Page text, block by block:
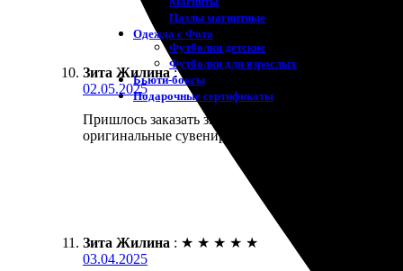
Пазлы магнитные
Одежда с Фото
Футболки детские
Футболки для взрослых
Бьюти-боксы
Подарочные сертификаты
Зита Жилина : ★ ★ ★ ★ ★
02.05.2025
Пришлось заказать значки на заказ. Оформление
оригинальные сувениры.
Зита Жилина : ★ ★ ★ ★ ★
03.04.2025